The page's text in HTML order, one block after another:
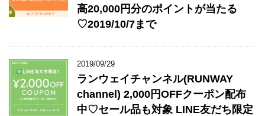
高20,000円分のポイントが当たる
♡2019/10/7まで
2019/09/29
ランウェイチャンネル(RUNWAY
channel) 2,000円OFFクーポン配布
中♡セール品も対象 LINE友だち限定